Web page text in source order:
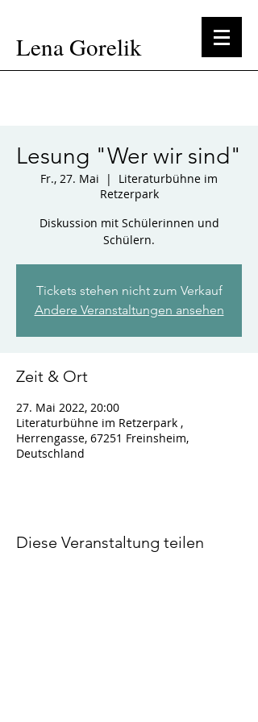
Lena Gorelik
Lesung "Wer wir sind"
Fr., 27. Mai
  |
Literaturbühne im
Retzerpark
Diskussion mit Schülerinnen und
Schülern.
Tickets stehen nicht zum Verkauf
Andere Veranstaltungen ansehen
Zeit & Ort
27. Mai 2022, 20:00
Literaturbühne im Retzerpark ,
Herrengasse, 67251 Freinsheim,
Deutschland
Diese Veranstaltung teilen